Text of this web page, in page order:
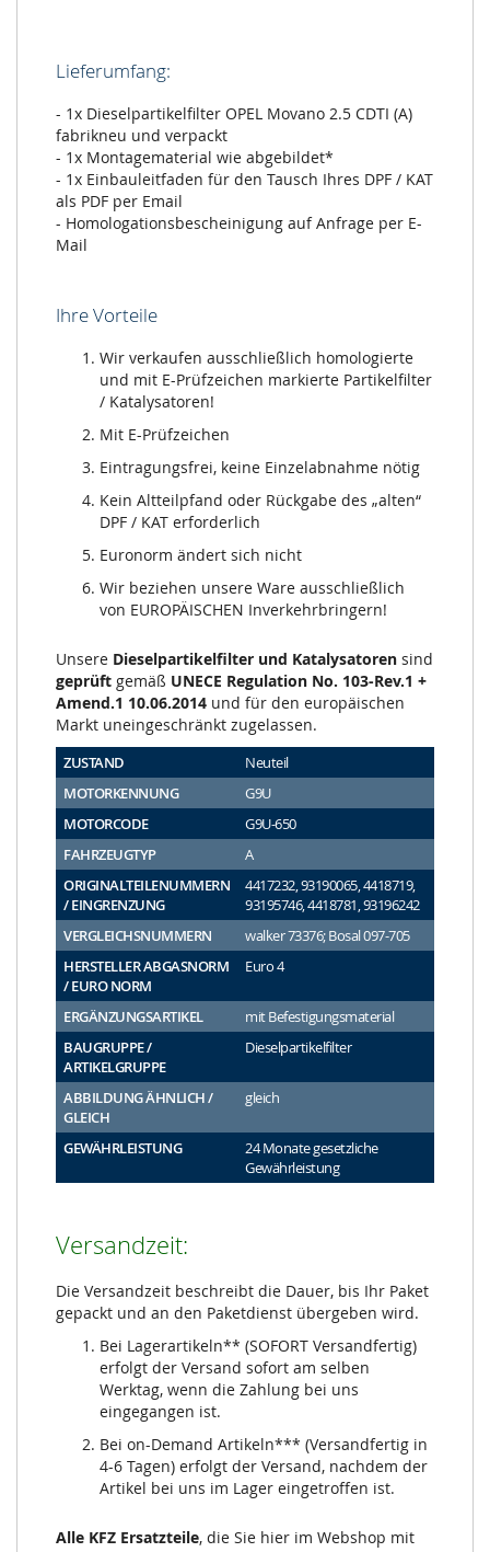
Lieferumfang:
- 1x Dieselpartikelfilter OPEL Movano 2.5 CDTI (A)
fabrikneu und verpackt
- 1x Montagematerial wie abgebildet*
- 1x Einbauleitfaden für den Tausch Ihres DPF / KAT
als PDF per Email
- Homologationsbescheinigung auf Anfrage per E-
Mail
Ihre Vorteile
Wir verkaufen ausschließlich homologierte
und mit E-Prüfzeichen markierte Partikelfilter
/ Katalysatoren!
Mit E-Prüfzeichen
Eintragungsfrei, keine Einzelabnahme nötig
Kein Altteilpfand oder Rückgabe des „alten“
DPF / KAT erforderlich
Euronorm ändert sich nicht
Wir beziehen unsere Ware ausschließlich
von EUROPÄISCHEN Inverkehrbringern!
Unsere Dieselpartikelfilter und Katalysatoren sind
geprüft gemäß UNECE Regulation No. 103-Rev.1 +
Amend.1 10.06.2014 und für den europäischen
Markt uneingeschränkt zugelassen.
ZUSTAND
Neuteil
MOTORKENNUNG
G9U
MOTORCODE
G9U-650
FAHRZEUGTYP
A
ORIGINALTEILENUMMERN
/ EINGRENZUNG
4417232, 93190065, 4418719,
93195746, 4418781, 93196242
VERGLEICHSNUMMERN
walker 73376; Bosal 097-705
HERSTELLER ABGASNORM
/ EURO NORM
Euro 4
ERGÄNZUNGSARTIKEL
mit Befestigungsmaterial
BAUGRUPPE /
ARTIKELGRUPPE
Dieselpartikelfilter
ABBILDUNG ÄHNLICH /
GLEICH
gleich
GEWÄHRLEISTUNG
24 Monate gesetzliche
Gewährleistung
Versandzeit:
Die Versandzeit beschreibt die Dauer, bis Ihr Paket
gepackt und an den Paketdienst übergeben wird.
Bei Lagerartikeln** (SOFORT Versandfertig)
erfolgt der Versand sofort am selben
Werktag, wenn die Zahlung bei uns
eingegangen ist.
Bei on-Demand Artikeln*** (Versandfertig in
4-6 Tagen) erfolgt der Versand, nachdem der
Artikel bei uns im Lager eingetroffen ist.
Alle KFZ Ersatzteile, die Sie hier im Webshop mit